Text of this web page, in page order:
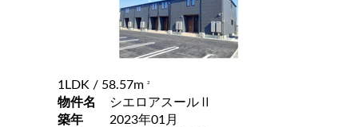
1LDK / 58.57m 2
物件名
シエロアスールⅡ
築年
2023年01月